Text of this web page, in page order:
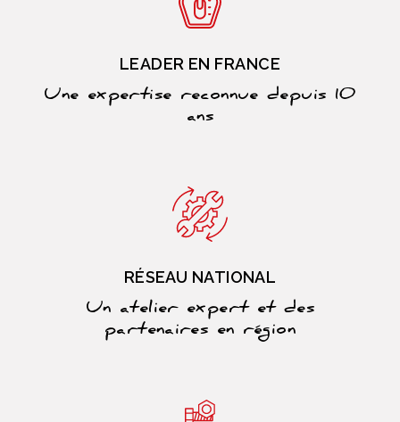
LEADER EN FRANCE
Une expertise reconnue depuis 10
ans
RÉSEAU NATIONAL
Un atelier expert et des
partenaires en région